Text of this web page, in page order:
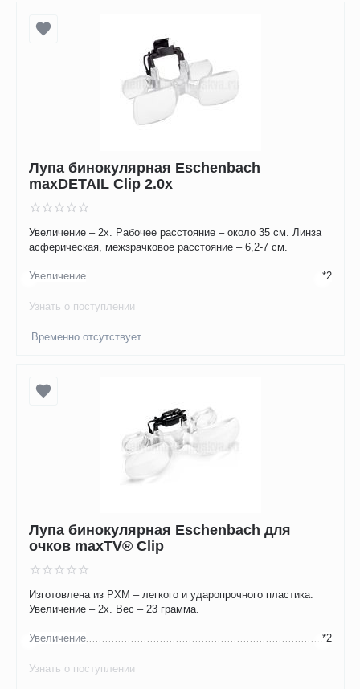
Лупа бинокулярная Eschenbach
maxDETAIL Clip 2.0x
Увеличение – 2х. Рабочее расстояние – около 35 см. Линза
асферическая, межзрачковое расстояние – 6,2-7 см.
Увеличение *2
Узнать о поступлении
Временно отсутствует
Лупа бинокулярная Eschenbach для
очков maxTV® Clip
Изготовлена из PXM – легкого и ударопрочного пластика.
Увеличение – 2х. Вес – 23 грамма.
Увеличение *2
Узнать о поступлении